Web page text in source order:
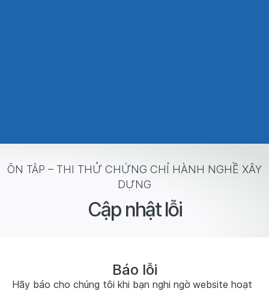
ÔN TẬP – THI THỬ CHỨNG CHỈ HÀNH NGHỀ XÂY
DỰNG
Cập nhật lỗi
Báo lỗi
Hãy báo cho chúng tôi khi bạn nghi ngờ website hoạt